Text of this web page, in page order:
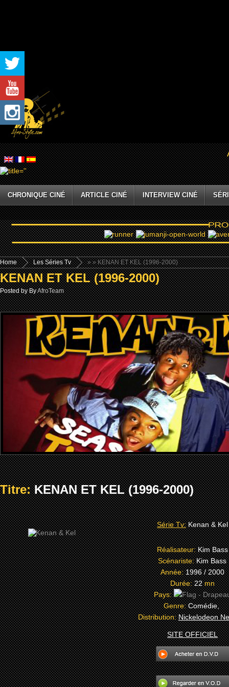
CHRONIQUE CINÉ ARTICLE CINÉ INTERVIEW CINÉ
Home »
Les Séries Tv » KENAN ET KEL (1996-2000)
KENAN ET KEL (1996-2000)
Posted by ByAfroTeam
Titre:KENAN ET KEL (1996-2000)
Série Tv: Kenan & Kel
Réalisateur:Kim Bass
Scénariste:Kim Bass
Année:1996 / 2000
Durée:22mn
Pays:
Genre:Comédie,
Distribution:Nickelodeon
SITE OFFICIEL